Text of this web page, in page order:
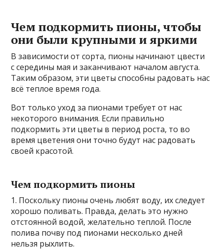
Чем подкормить пионы, чтобы
они были крупными и яркими
В зависимости от сорта, пионы начинают цвести
с середины мая и заканчивают началом августа.
Таким образом, эти цветы способны радовать нас
всё теплое время года.
Вот только уход за пионами требует от нас
некоторого внимания. Если правильно
подкормить эти цветы в период роста, то во
время цветения они точно будут нас радовать
своей красотой.
Чем подкормить пионы
1. Поскольку пионы очень любят воду, их следует
хорошо поливать. Правда, делать это нужно
отстоянной водой, желательно теплой. После
полива почву под пионами несколько дней
нельзя рыхлить.